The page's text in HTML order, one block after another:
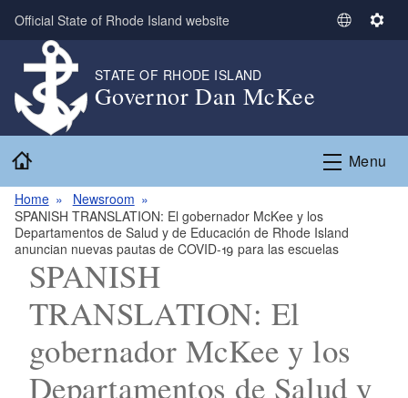
Skip to main content
Official State of Rhode Island website
S
t
L
u
S
n
g
STATE OF RHODE ISLAND
Governor Dan McKee
Menu
Home
Newsroom
SPANISH TRANSLATION: El gobernador McKee y los
Departamentos de Salud y de Educación de Rhode Island
anuncian nuevas pautas de COVID-19 para las escuelas
SPANISH
TRANSLATION: El
gobernador McKee y los
Departamentos de Salud y